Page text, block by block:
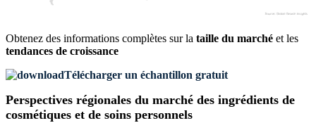
Obtenez des informations complètes sur la taille du marché et les
tendances de croissance
Télécharger un échantillon gratuit
Perspectives régionales du marché des ingrédients de
cosmétiques et de soins personnels